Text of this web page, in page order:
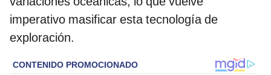
imperativo masificar esta tecnología de
exploración.